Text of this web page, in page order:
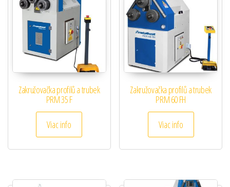
Zakružovačka profilů a trubek
PRM 35 F
Viac info
Zakružovačka profilů a trubek
PRM 60 FH
Viac info